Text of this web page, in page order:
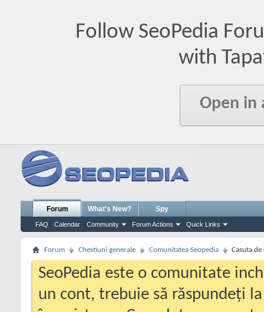
Follow SeoPedia
with
Open in
Forum
FAQ Calendar Community Forum Actions Quick Links
What's New? Spy
Forum Chestiuni generale Comunitatea Seopedia Casuta
SeoPedia este o comunitate
un cont, trebuie să răspundeți